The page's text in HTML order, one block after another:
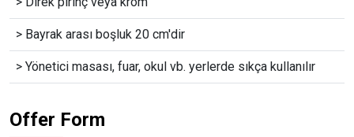
> Bayrak arası boşluk 20 cm'dir
> Yönetici masası, fuar, okul vb. yerlerde sıkça kullanılır
Offer Form